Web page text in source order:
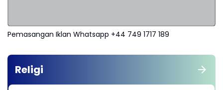
Pemasangan Iklan Whatsapp +44 749 1717 189
Religi